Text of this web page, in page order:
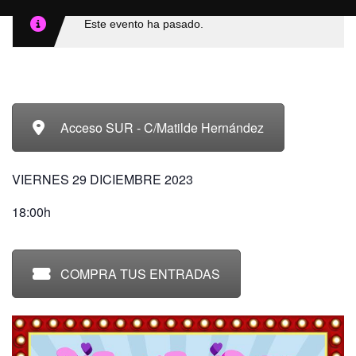
Este evento ha pasado.
Acceso SUR - C/Matilde Hernández
VIERNES 29 DICIEMBRE 2023
18:00h
COMPRA TUS ENTRADAS